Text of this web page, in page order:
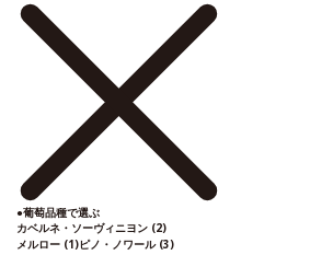
●葡萄品種で選ぶ
カベルネ・ソーヴィニヨン (2)
メルロー (1)ピノ・ノワール (3)